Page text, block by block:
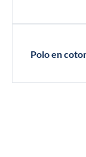
Polo en